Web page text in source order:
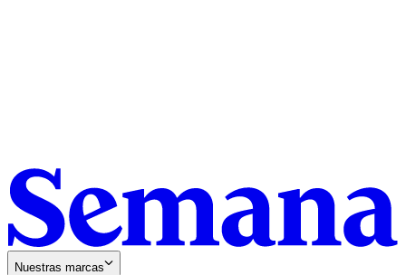
Nuestras marcas